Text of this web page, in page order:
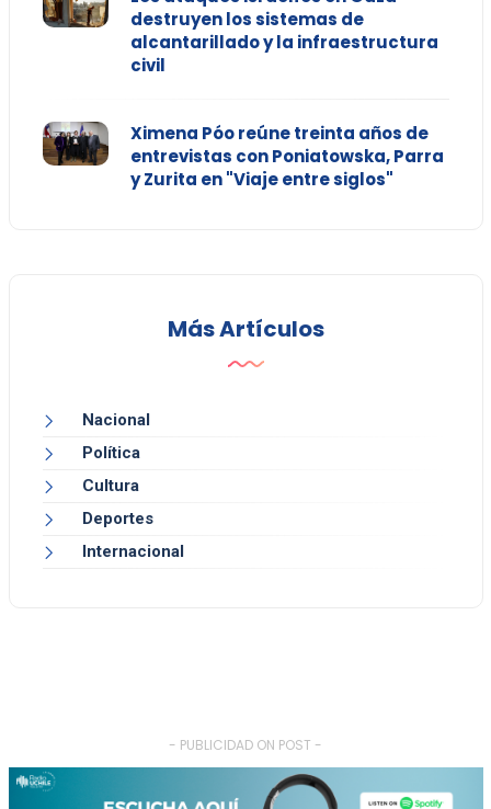
destruyen los sistemas de
alcantarillado y la infraestructura
civil
Ximena Póo reúne treinta años de
entrevistas con Poniatowska, Parra
y Zurita en "Viaje entre siglos"
Más Artículos
Nacional
Política
Cultura
Deportes
Internacional
- PUBLICIDAD ON POST -